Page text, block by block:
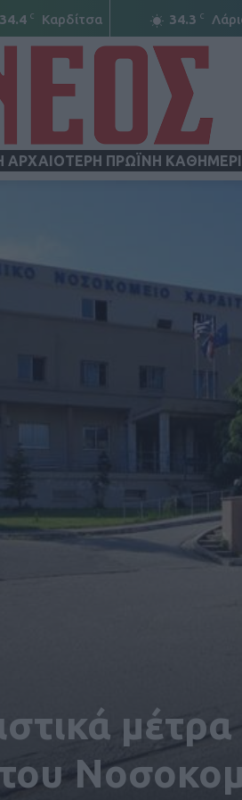
34.4 C Καρδίτσα 34.3 C
ΑΡΧΑΙΟΤΕΡΗ ΠΡΩΪΝΗ
του